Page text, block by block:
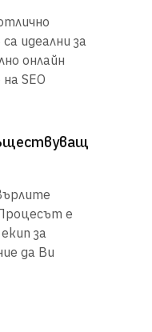
идеални за
онлайн
SEO
е
за
да Ви